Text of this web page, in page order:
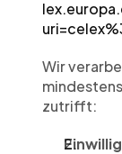
Wir
zutrifft: